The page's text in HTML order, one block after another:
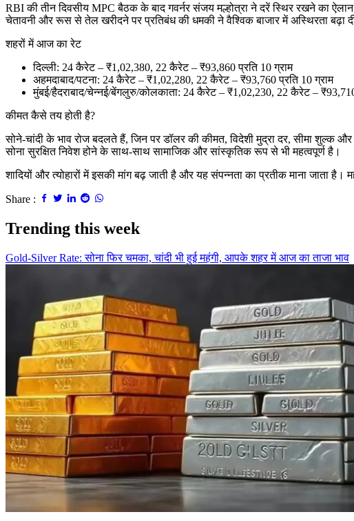
RBI की तीन दिवसीय MPC बैठक के बाद गवर्नर संजय मल्होत्रा ने दरें स्थिर रखने का
चेतावनी और रूस से तेल खरीदने पर प्रतिबंध की धमकी ने वैश्विक बाजार में अस्थिरता
शहरों में आज का रेट
दिल्ली: 24 कैरेट – ₹1,02,380, 22 कैरेट – ₹93,860 प्रति 10 ग्राम
अहमदाबाद/पटना: 24 कैरेट – ₹1,02,280, 22 कैरेट – ₹93,760 प्रति 10 ग्राम
मुंबई/हैदराबाद/चेन्नई/बेंगलुरु/कोलकाता: 24 कैरेट – ₹1,02,230, 22 कैरेट –
कीमत कैसे तय होती है?
सोने-चांदी के भाव रोज बदलते हैं, जिन पर डॉलर की कीमत, विदेशी मुद्रा दर, सीमा शुल्क
सोना सुरक्षित निवेश होने के साथ-साथ सामाजिक और सांस्कृतिक रूप से भी महत्वपूर्ण है।
शादियों और त्योहारों में इसकी मांग बढ़ जाती है और यह संपन्नता का प्रतीक माना जाता है।
Share :
Trending this week
Gold-Silver Rate: सोना फिर चमका, चांदी भी हुई महंगी, आपके शहर में आज का ताजा भाव